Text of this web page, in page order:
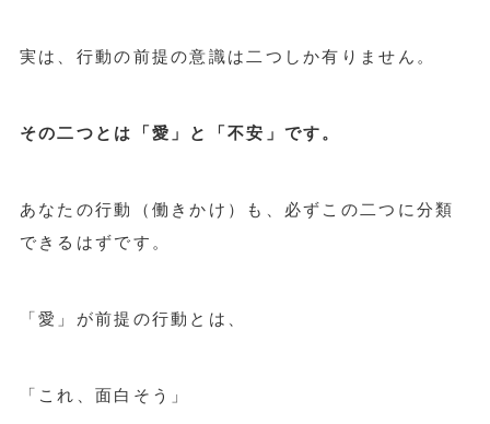
実は、行動の前提の意識は二つしか有りません。
その二つとは「愛」と「不安」です。
あなたの行動（働きかけ）も、必ずこの二つに分類
できるはずです。
「愛」が前提の行動とは、
「これ、面白そう」